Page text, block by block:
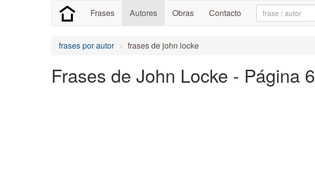
Frases Autores Obras Contacto Search:
frases por autor frases de john locke
Frases de John Locke - Página 6